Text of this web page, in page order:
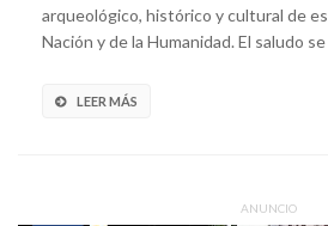
arqueológico, histórico y cultural de
Nación y de la Humanidad. El saludo
LEER MÁS
ANUNCIO